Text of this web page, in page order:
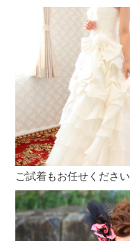
ご試着もお任せください